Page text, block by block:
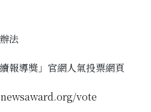
法
報導獎」官網人氣投票網頁
vote